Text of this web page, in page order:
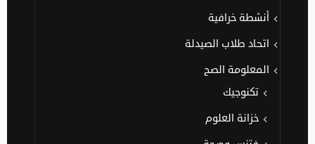
أنشطة خرافية
اتحاد طلاب الصيدلة
المعلومة الصح
تكنوجيك
خزانة العلوم